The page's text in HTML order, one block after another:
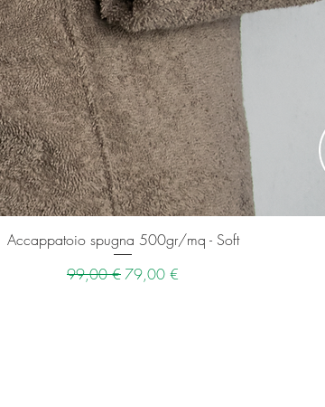
Vista rapida
Accappatoio spugna 500gr/mq - Soft
Prezzo regolare
99,00 € Prezzo scontato
79,00 €